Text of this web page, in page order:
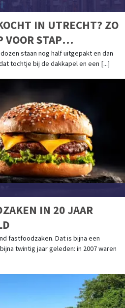
IN UTRECHT? ZO
VOOR STAP
staan nog half uitgepakt en dan
tochtje bij de dakkapel en een [...]
IN 20 JAAR
fastfoodzaken. Dat is bijna een
twintig jaar geleden: in 2007 waren